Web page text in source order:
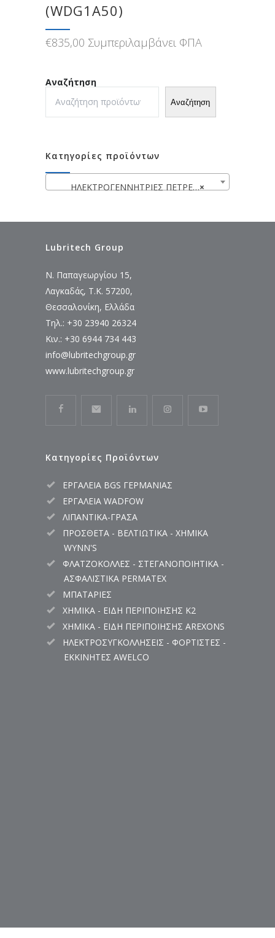
(WDG1A50)
€835,00 Συμπεριλαμβάνει ΦΠΑ
Αναζήτηση
Αναζήτηση
Κατηγορίες προϊόντων
×
ΗΛΕΚΤΡΟΓΕΝΝΗΤΡΙΕΣ ΠΕΤΡΕΛΑΙΟΥ
Lubritech Group
Ν. Παπαγεωργίου 15,
Λαγκαδάς, Τ.Κ. 57200,
Θεσσαλονίκη, Ελλάδα
Τηλ.: +30 23940 26324
Κιν.: +30 6944 734 443
info@lubritechgroup.gr
www.lubritechgroup.gr
Κατηγορίες Προϊόντων
ΕΡΓΑΛΕΙΑ BGS ΓΕΡΜΑΝΙΑΣ
ΕΡΓΑΛΕΙΑ WADFOW
ΛΙΠΑΝΤΙΚΑ-ΓΡΑΣΑ
ΠΡΟΣΘΕΤΑ - ΒΕΛΤΙΩΤΙΚΑ - ΧΗΜΙΚΑ
WYNN'S
ΦΛΑΤΖΟΚΟΛΛΕΣ - ΣΤΕΓΑΝΟΠΟΙΗΤΙΚΑ -
ΑΣΦΑΛΙΣΤΙΚΑ PERMATEX
ΜΠΑΤΑΡΙΕΣ
ΧΗΜΙΚΑ - ΕΙΔΗ ΠΕΡΙΠΟΙΗΣΗΣ K2
ΧΗΜΙΚΑ - ΕΙΔΗ ΠΕΡΙΠΟΙΗΣΗΣ AREXONS
ΗΛΕΚΤΡΟΣΥΓΚΟΛΛΗΣΕΙΣ - ΦΟΡΤΙΣΤΕΣ -
ΕΚΚΙΝΗΤΕΣ AWELCO